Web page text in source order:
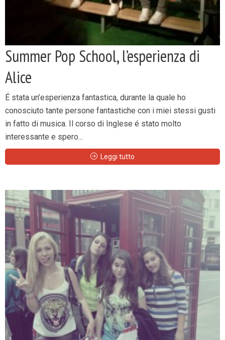
Summer Pop School, l’esperienza di
Alice
É stata un’esperienza fantastica, durante la quale ho
conosciuto tante persone fantastiche con i miei stessi gusti
in fatto di musica. Il corso di Inglese é stato molto
interessante e spero...
Leggi tutto